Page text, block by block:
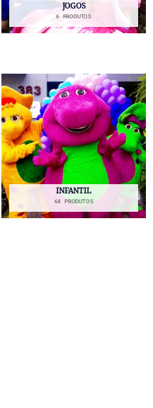
JOGOS
6 PRODUTOS
INFANTIL
64 PRODUTOS